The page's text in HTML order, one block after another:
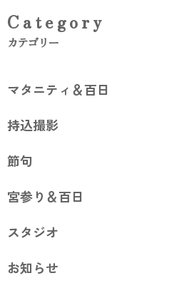
Category
カテゴリー
マタニティ＆百日
持込撮影
節句
宮参り＆百日
スタジオ
お知らせ